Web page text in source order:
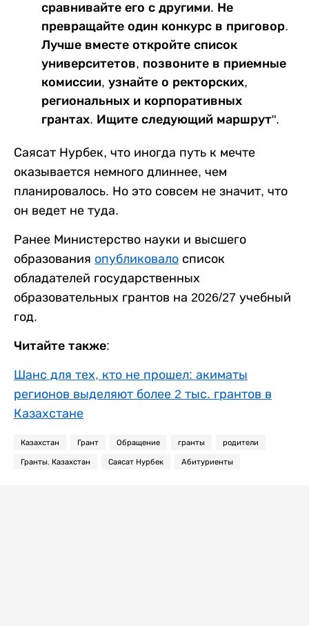
сравнивайте его с другими. Не
превращайте один конкурс в приговор.
Лучше вместе откройте список
университетов, позвоните в приемные
комиссии, узнайте о ректорских,
региональных и корпоративных
грантах. Ищите следующий маршрут".
Саясат Нурбек, что иногда путь к мечте
оказывается немного длиннее, чем
планировалось. Но это совсем не значит, что
он ведет не туда.
Ранее Министерство науки и высшего
образования опубликовало список
обладателей государственных
образовательных грантов на 2026/27 учебный
год.
Читайте также:
Шанс для тех, кто не прошел: акиматы
регионов выделяют более 2 тыс. грантов в
Казахстане
Казахстан Грант Обращение гранты родители
Гранты. Казахстан Саясат Нурбек Абитуриенты